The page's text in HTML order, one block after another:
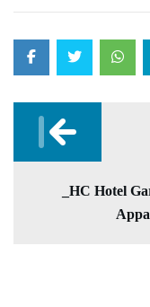
_HC Hotel